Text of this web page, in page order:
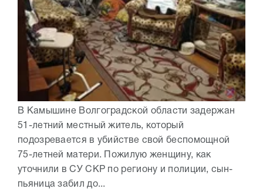
В Камышине Волгоградской области задержан
51-летний местный житель, который
подозревается в убийстве свой беспомощной
75-летней матери. Пожилую женщину, как
уточнили в СУ СКР по региону и полиции, сын-
пьяница забил до...